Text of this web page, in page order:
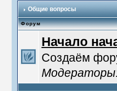
Общие вопросы
Форум
Начало
Создаём